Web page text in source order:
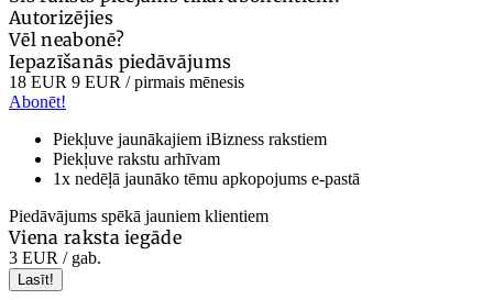
Autorizējies
Vēl neabonē?
Iepazīšanās piedāvājums
18 EUR 9 EUR / pirmais mēnesis
Abonēt!
Piekļuve jaunākajiem iBizness rakstiem
Piekļuve rakstu arhīvam
1x nedēļā jaunāko tēmu apkopojums e-pastā
Piedāvājums spēkā jauniem klientiem
Viena raksta iegāde
3 EUR / gab.
Lasīt!